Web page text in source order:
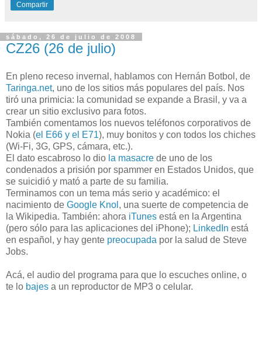
Compartir
sábado, 26 de julio de 2008
CZ26 (26 de julio)
En pleno receso invernal, hablamos con Hernán Botbol, de
Taringa.net, uno de los sitios más populares del país. Nos
tiró una primicia: la comunidad se expande a Brasil, y va a
crear un sitio exclusivo para fotos.
También comentamos los nuevos teléfonos corporativos de
Nokia (el E66 y el E71), muy bonitos y con todos los chiches
(Wi-Fi, 3G, GPS, cámara, etc.).
El dato escabroso lo dio la masacre de uno de los
condenados a prisión por spammer en Estados Unidos, que
se suicidió y mató a parte de su familia.
Terminamos con un tema más serio y académico: el
nacimiento de Google Knol , una suerte de competencia de
la Wikipedia. También: ahora iTunes está en la Argentina
(pero sólo para las aplicaciones del iPhone); LinkedIn está
en español, y hay gente preocupada por la salud de Steve
Jobs.
Acá, el audio del programa para que lo escuches online, o
te lo bajes a un reproductor de MP3 o celular.